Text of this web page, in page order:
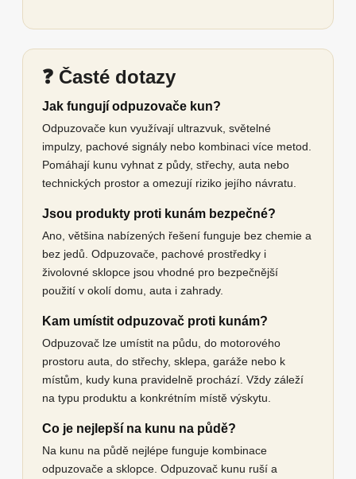
❓ Časté dotazy
Jak fungují odpuzovače kun?
Odpuzovače kun využívají ultrazvuk, světelné
impulzy, pachové signály nebo kombinaci více metod.
Pomáhají kunu vyhnat z půdy, střechy, auta nebo
technických prostor a omezují riziko jejího návratu.
Jsou produkty proti kunám bezpečné?
Ano, většina nabízených řešení funguje bez chemie a
bez jedů. Odpuzovače, pachové prostředky i
živolovné sklopce jsou vhodné pro bezpečnější
použití v okolí domu, auta i zahrady.
Kam umístit odpuzovač proti kunám?
Odpuzovač lze umístit na půdu, do motorového
prostoru auta, do střechy, sklepa, garáže nebo k
místům, kudy kuna pravidelně prochází. Vždy záleží
na typu produktu a konkrétním místě výskytu.
Co je nejlepší na kunu na půdě?
Na kunu na půdě nejlépe funguje kombinace
odpuzovače a sklopce. Odpuzovač kunu ruší a